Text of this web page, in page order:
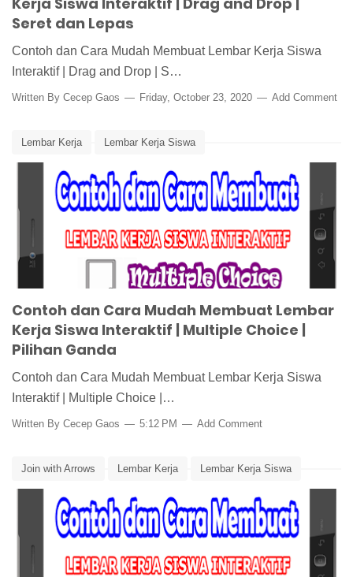
Seret dan Lepas
Contoh dan Cara Mudah Membuat Lembar Kerja Siswa
Interaktif | Drag and Drop | S…
Written By Cecep Gaos Friday, October 23, 2020 Add Comment
Lembar Kerja Lembar Kerja Siswa
Lembar Kerja Siswa Interaktif Media Pembelajaran
Multiple Choice Pilihan Ganda
Tutorial Cara Membuat LKS Interaktif Multiple Choice
Contoh dan Cara Mudah Membuat Lembar
Kerja Siswa Interaktif | Multiple Choice |
Pilihan Ganda
Contoh dan Cara Mudah Membuat Lembar Kerja Siswa
Interaktif | Multiple Choice |…
Written By Cecep Gaos 5:12 PM Add Comment
Join with Arrows Lembar Kerja Lembar Kerja Siswa
Lembar Kerja Siswa Interaktif Media Pembelajaran
Menjodohkan
Tutorial Cara Membuat LKS Interaktif Join with Arrows